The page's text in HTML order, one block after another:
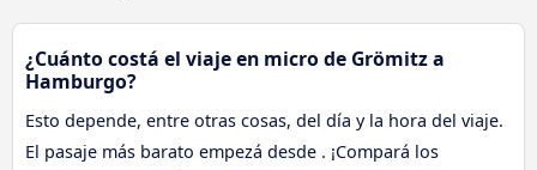
¿Cuánto costá el viaje en micro de Grömitz a
Hamburgo?
Esto depende, entre otras cosas, del día y la hora del viaje.
El pasaje más barato empezá desde . ¡Compará los